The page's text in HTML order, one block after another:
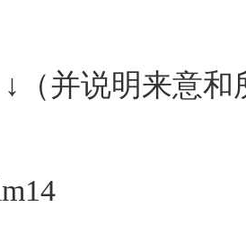
（并说明来意和